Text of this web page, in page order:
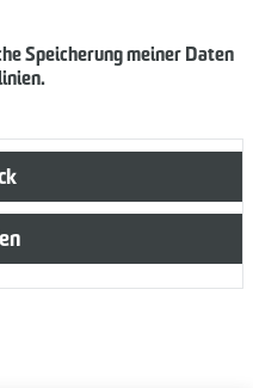
Speicherung meiner Daten
.